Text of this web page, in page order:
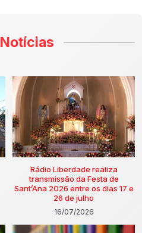
Rádio Liberdade realiza
transmissão da Festa de
Sant’Ana 2026 entre os dias 17 e
26 de julho
16/07/2026